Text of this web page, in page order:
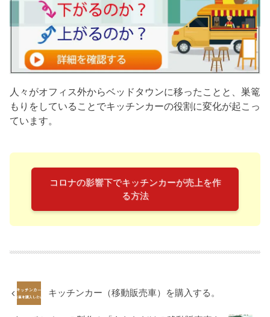
人々がオフィス外からベッドタウンに移ったことと、巣篭
もりをしていることでキッチンカーの役割に変化が起こっ
ています。
コロナの影響下でキッチンカーが売上を作
る方法
キッチンカー（移動販売車）を購入する。